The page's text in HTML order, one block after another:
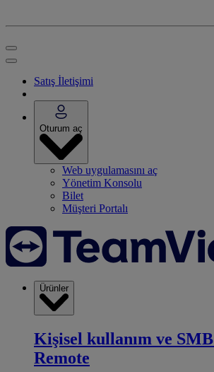
Satış İletişimi
Oturum aç
Web uygulamasını aç
Yönetim Konsolu
Bilet
Müşteri Portalı
Ürünler
Kişisel kullanım ve SMB
Remote